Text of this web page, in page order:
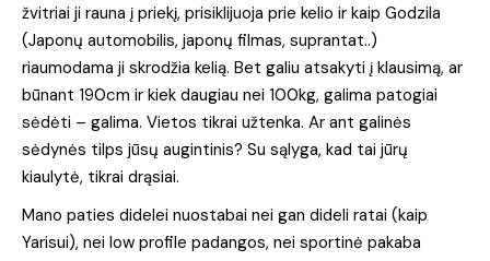
žvitriai ji rauna į priekį, prisiklijuoja prie kelio ir kaip Godzila
(Japonų automobilis, japonų filmas, suprantat..)
riaumodama ji skrodžia kelią. Bet galiu atsakyti į klausimą, ar
būnant 190cm ir kiek daugiau nei 100kg, galima patogiai
sėdėti – galima. Vietos tikrai užtenka. Ar ant galinės
sėdynės tilps jūsų augintinis? Su sąlyga, kad tai jūrų
kiaulytė, tikrai drąsiai.
Mano paties didelei nuostabai nei gan dideli ratai (kaip
Yarisui), nei low profile padangos, nei sportinė pakaba